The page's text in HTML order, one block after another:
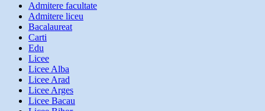
Admitere facultate
Admitere liceu
Bacalaureat
Carti
Edu
Licee
Licee Alba
Licee Arad
Licee Arges
Licee Bacau